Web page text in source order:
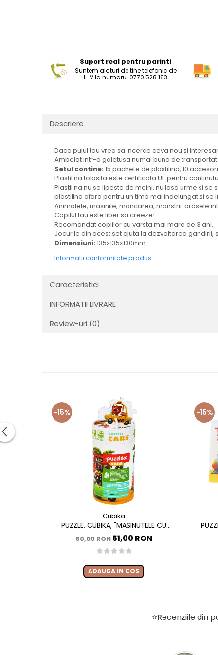
Suport real pentru parinti
Suntem alaturi de tine telefonic de
L-V la numarul 0770 528 183
Descriere
Daca puiul tau vrea sa incerce ceva nou și
Ambalat intr-o galetusa numai buna de
Setul contine: 15 pachete de plastilina, 10
Plastilina folosita este certificata UE pentru
Plastilina nu se lipeste de maini, nu lasa urme si
plastilina afara pentru un timp mai indelungat si
Animalele, masinile, mancarea, monstrii, orasele
Copilul tau este liber sa creeze!
Recomandat copiilor cu varsta mai mare de 3 ani.
Jocurile din acest set ajuta la dezvoltarea
Dimensiuni: 135х135х130mm
Informatii conformitate produs
Caracteristici
INFORMATII LIVRARE
Review-uri (0)
-15%
Cubika
PUZZLE, CUBIKA, "MASINUTELE CU
PRIETENI"
60,00 RON51,00 RON
ADAUGA IN COS
-15%
⭐Recenziile din